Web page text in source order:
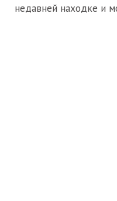
недавней находке и